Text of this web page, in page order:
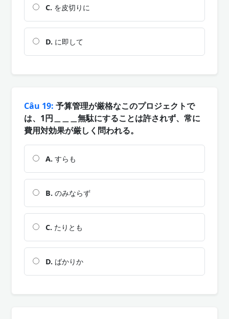
C. を皮切りに
D. に即して
Câu 19: 予算管理が厳格なこのプロジェクトで
は、1円＿＿＿無駄にすることは許されず、常に
費用対効果が厳しく問われる。
A. すらも
B. のみならず
C. たりとも
D. ばかりか